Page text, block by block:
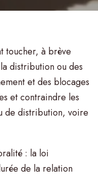
toucher, à brève
distribution ou des
et des blocages
et contraindre les
de distribution, voire
: la loi
de la relation